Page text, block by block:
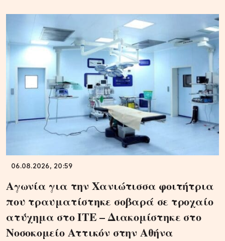
06.08.2026, 20:59
Αγωνία για την Χανιώτισσα φοιτήτρια
που τραυματίστηκε σοβαρά σε τροχαίο
ατύχημα στο ΙΤΕ – Διακομίστηκε στο
Νοσοκομείο Αττικόν στην Αθήνα